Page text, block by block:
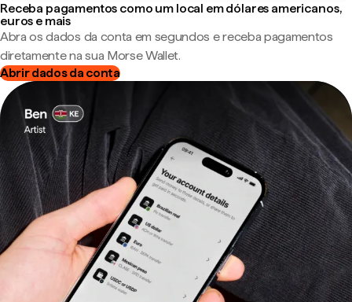
Receba pagamentos como um local em dólares americanos,
euros e mais
Abra os dados da conta em segundos e receba pagamentos
diretamente na sua Morse Wallet.
Abrir dados da conta